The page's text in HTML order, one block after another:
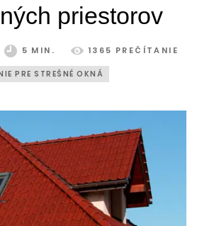
priestorov
5 MIN. 1365 PREČÍTANIE
PRE STREŠNÉ OKNÁ